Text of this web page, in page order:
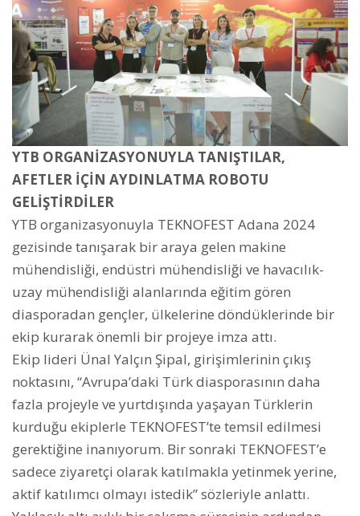
YTB ORGANİZASYONUYLA TANIŞTILAR,
AFETLER İÇİN AYDINLATMA ROBOTU
GELİŞTİRDİLER
YTB organizasyonuyla TEKNOFEST Adana 2024
gezisinde tanışarak bir araya gelen makine
mühendisliği, endüstri mühendisliği ve havacılık-
uzay mühendisliği alanlarında eğitim gören
diasporadan gençler, ülkelerine döndüklerinde bir
ekip kurarak önemli bir projeye imza attı.
Ekip lideri Ünal Yalçın Şipal, girişimlerinin çıkış
noktasını, “Avrupa’daki Türk diasporasının daha
fazla projeyle ve yurtdışında yaşayan Türklerin
kurduğu ekiplerle TEKNOFEST’te temsil edilmesi
gerektiğine inanıyorum. Bir sonraki TEKNOFEST’e
sadece ziyaretçi olarak katılmakla yetinmek yerine,
aktif katılımcı olmayı istedik” sözleriyle anlattı.